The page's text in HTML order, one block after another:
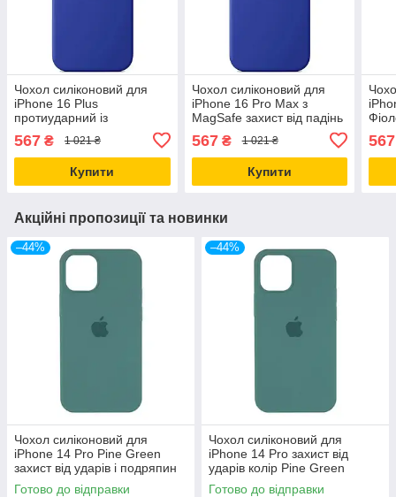
Чохол силіконовий для
iPhone 16 Plus
протиударний із
захист від падінь
ультрамариновий
567 ₴ 1 021 ₴
Купити
Чохол силіконовий для
iPhone 16 Pro Max з
MagSafe захист від падінь
мікрофіброю всередині
567₴ 1 021 ₴
Купити
567
Акційні пропозиції та новинки
–44%
Чохол силіконовий для
iPhone 14 Pro Pine Green
захист від ударів і подряпин
повнорозмірний
Готово до відправки
–44%
Чохол силіконовий для
iPhone 14 Pro захист від
ударів колір Pine Green
Готово до відправки